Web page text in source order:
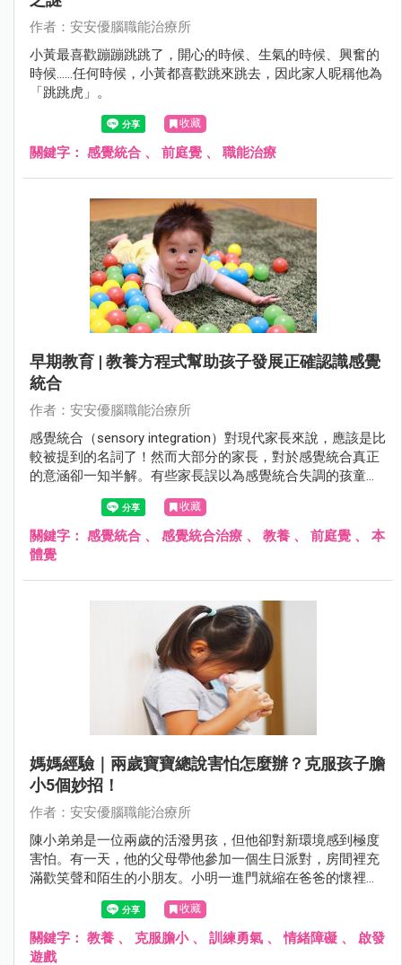
作者：安安優腦職能治療所
小黃最喜歡蹦蹦跳跳了，開心的時候、生氣的時候、興奮的
時候……任何時候，小黃都喜歡跳來跳去，因此家人昵稱他為
「跳跳虎」。
收藏
關鍵字： 感覺統合 、 前庭覺 、 職能治療
早期教育 | 教養方程式幫助孩子發展正確認識感覺
統合
作者：安安優腦職能治療所
感覺統合（sensory integration）對現代家長來說，應該是比
較被提到的名詞了！然而大部分的家長，對於感覺統合真正
的意涵卻一知半解。有些家長誤以為感覺統合失調的孩童就
是過動兒，或以為感覺統合是在教導兒童做運動。這些觀念
都沒有完全掌握感覺統合這個概念，僅是摸著邊際的看法。
收藏
關鍵字： 感覺統合 、 感覺統合治療 、 教養 、 前庭覺 、 本
體覺
媽媽經驗｜兩歲寶寶總說害怕怎麼辦？克服孩子膽
小5個妙招！
作者：安安優腦職能治療所
陳小弟弟是一位兩歲的活潑男孩，但他卻對新環境感到極度
害怕。有一天，他的父母帶他參加一個生日派對，房間裡充
滿歡笑聲和陌生的小朋友。小明一進門就縮在爸爸的懷裡，
眼神躲閃且不敢發聲。他看著其他小朋友在玩耍，卻不敢加
入。當有人走近想跟他打招呼時，小明緊張地捏住了爸爸的
衣袖，顯露出典型的害怕表情。即便父母試圖撫慰他，小明
仍然保持著警戒，不敢踏出安全的爸爸懷抱。這種情境凸顯
收藏
關鍵字： 教養 、 克服膽小、 訓練勇氣 、情緒障礙 、 啟發
遊戲